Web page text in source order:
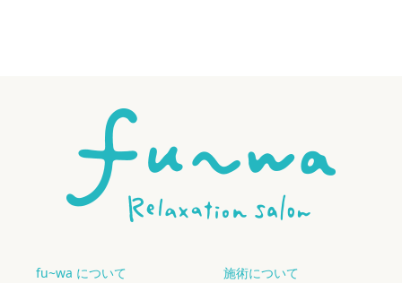
fu~wa について 施術について